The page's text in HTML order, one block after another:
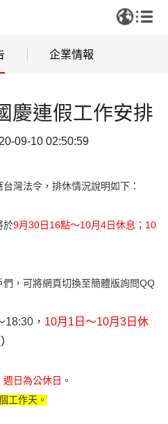
企業情報
慶連假工作安排
09-10 02:50:59
灣法令，排休情況說明如下：
於9月30日16點～10月4日休息；10
，可將網頁切換至簡體版詢問QQ
18:30， 10月1日～10月3日休
週日為公休日 。
工作天。